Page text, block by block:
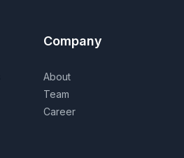
Company
About
Team
Career